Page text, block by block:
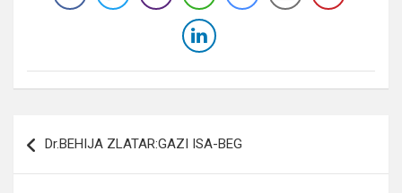
članaka
Dr.BEHIJA ZLATAR:GAZI ISA-BEG